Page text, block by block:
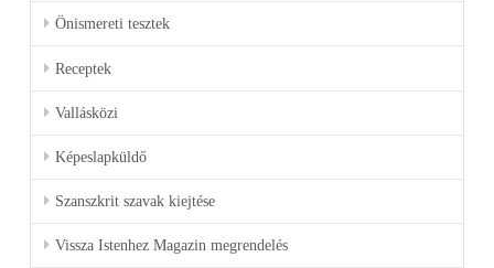
Önismereti tesztek
Receptek
Vallásközi
Képeslapküldő
Szanszkrit szavak kiejtése
Vissza Istenhez Magazin megrendelés